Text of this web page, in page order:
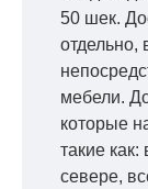
50 шек.
отдельно,
мебели.
которые
такие
севере,